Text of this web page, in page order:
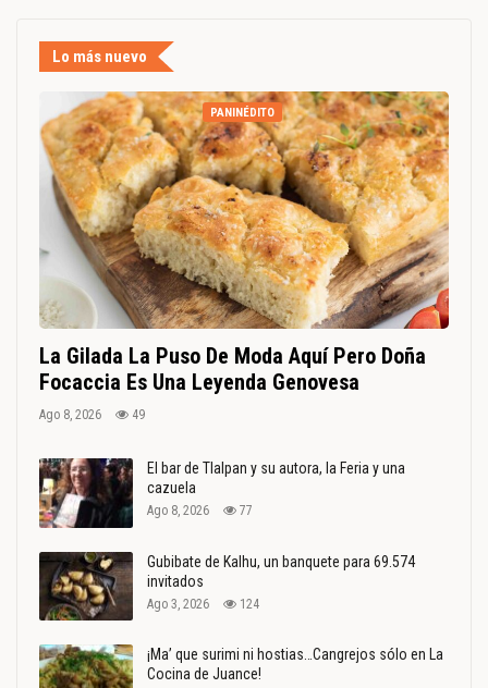
Lo más nuevo
PANINÉDITO
La Gilada La Puso De Moda Aquí Pero Doña
Focaccia Es Una Leyenda Genovesa
Ago 8, 2026 49
El bar de Tlalpan y su autora, la Feria y una
cazuela
Ago 8, 2026 77
Gubibate de Kalhu, un banquete para 69.574
invitados
Ago 3, 2026 124
¡Ma’ que surimi ni hostias…Cangrejos sólo en La
Cocina de Juance!